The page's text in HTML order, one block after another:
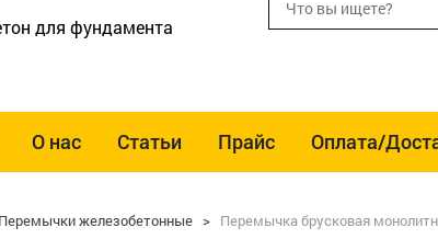
для фундамента
О нас Статьи Прайс Оплата/
Перемычки железобетонные > Перемычка брусковая